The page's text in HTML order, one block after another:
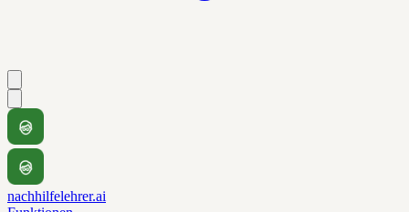
nachhilfelehrer.ai